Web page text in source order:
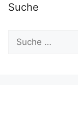
Suche
nach: